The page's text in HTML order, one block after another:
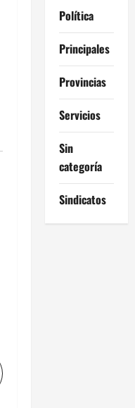
Política
Principales
Provincias
Servicios
Sin
categoría
Sindicatos